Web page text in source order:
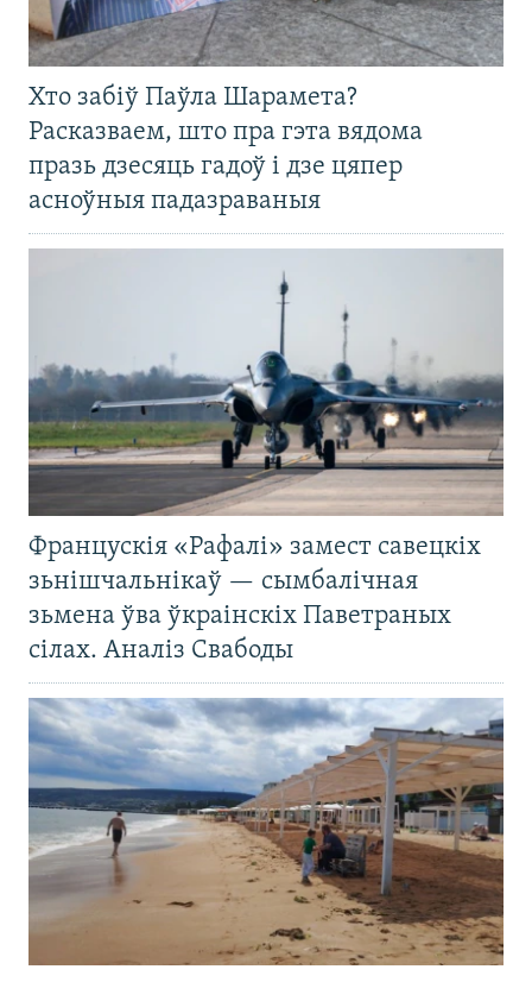
Хто забіў Паўла Шарамета?
Расказваем, што пра гэта вядома
празь дзесяць гадоў і дзе цяпер
асноўныя падазраваныя
Францускія «Рафалі» замест савецкіх
зьнішчальнікаў — сымбалічная
зьмена ўва ўкраінскіх Паветраных
сілах. Аналіз Свабоды